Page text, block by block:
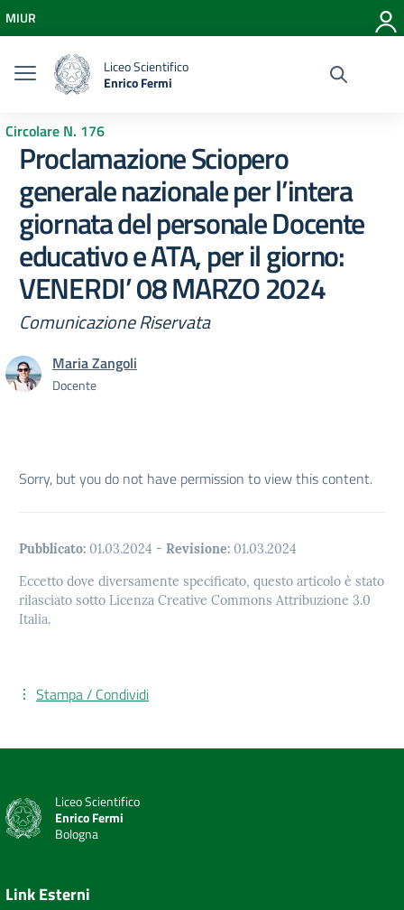
Vai al menu di navigazione
Vai al footer
MIUR
Liceo Scientifico
Enrico Fermi
Circolare N. 176
Proclamazione Sciopero
generale nazionale per l’intera
giornata del personale Docente
educativo e ATA, per il giorno:
VENERDI’ 08 MARZO 2024
Comunicazione Riservata
Maria Zangoli
Docente
Sorry, but you do not have permission to view this content.
Pubblicato: 01.03.2024 - Revisione: 01.03.2024
Eccetto dove diversamente specificato, questo articolo è stato
rilasciato sotto Licenza Creative Commons Attribuzione 3.0
Italia.
Stampa / Condividi
Liceo Scientifico
Enrico Fermi
Bologna
Link Esterni